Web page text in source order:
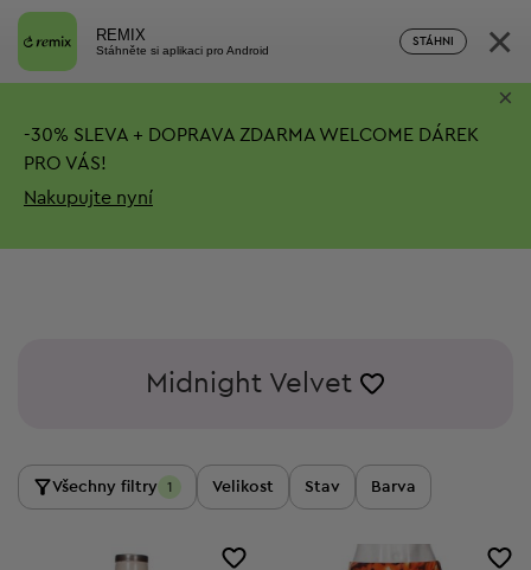
REMIX
Stáhněte si aplikaci pro Android
STÁHNI ×
-30% SLEVA + DOPRAVA ZDARMA WELCOME DÁREK
PRO VÁS!
Nakupujte nyní
×
Midnight Velvet
Všechny filtry 1 Velikost Stav Barva